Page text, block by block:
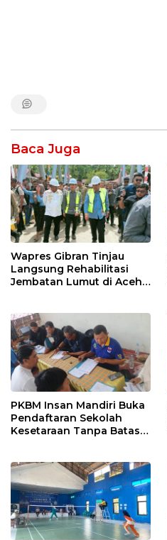
Baca Juga
Wapres Gibran Tinjau
Langsung Rehabilitasi
Jembatan Lumut di Aceh
PKBM Insan Mandiri Buka
Pendaftaran Sekolah
Kesetaraan Tanpa Batas